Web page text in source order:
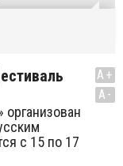
oрганизован
с 15 по 17
A+
A-